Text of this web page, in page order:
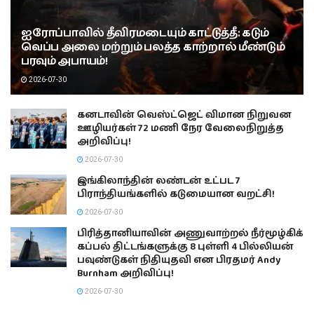
ஐரோப்பாவில் தீவிரமடையும் காட்டுத்தீ: கடும்
வெப்ப அலை மற்றும் பலத்த காற்றால் மீண்டும்
பரவும் அபாயம்!
2026-07-30
கனடாவின் வெஸ்ட்ஜெட் விமான நிறுவன
ஊழியர்கள் 72 மணி நேர வேலைநிறுத்த
அறிவிப்பு!
2026-07-30
இங்கிலாந்தின் லண்டன் உட்பட 7
பிராந்தியங்களில் கடுமையான வறட்சி!
2026-07-30
பிரித்தானியாவின் அணுவாற்றல் நீர்மூழ்கிக்
கப்பல் திட்டங்களுக்கு 8 புள்ளி 4 பில்லியன்
பவுண்டுகள் நிதியுதவி என பிரதமர் Andy
Burnham அறிவிப்பு!
2026-07-30